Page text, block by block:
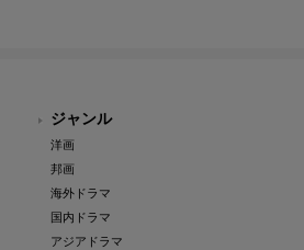
ジャンル
洋画
邦画
海外ドラマ
国内ドラマ
アジアドラマ